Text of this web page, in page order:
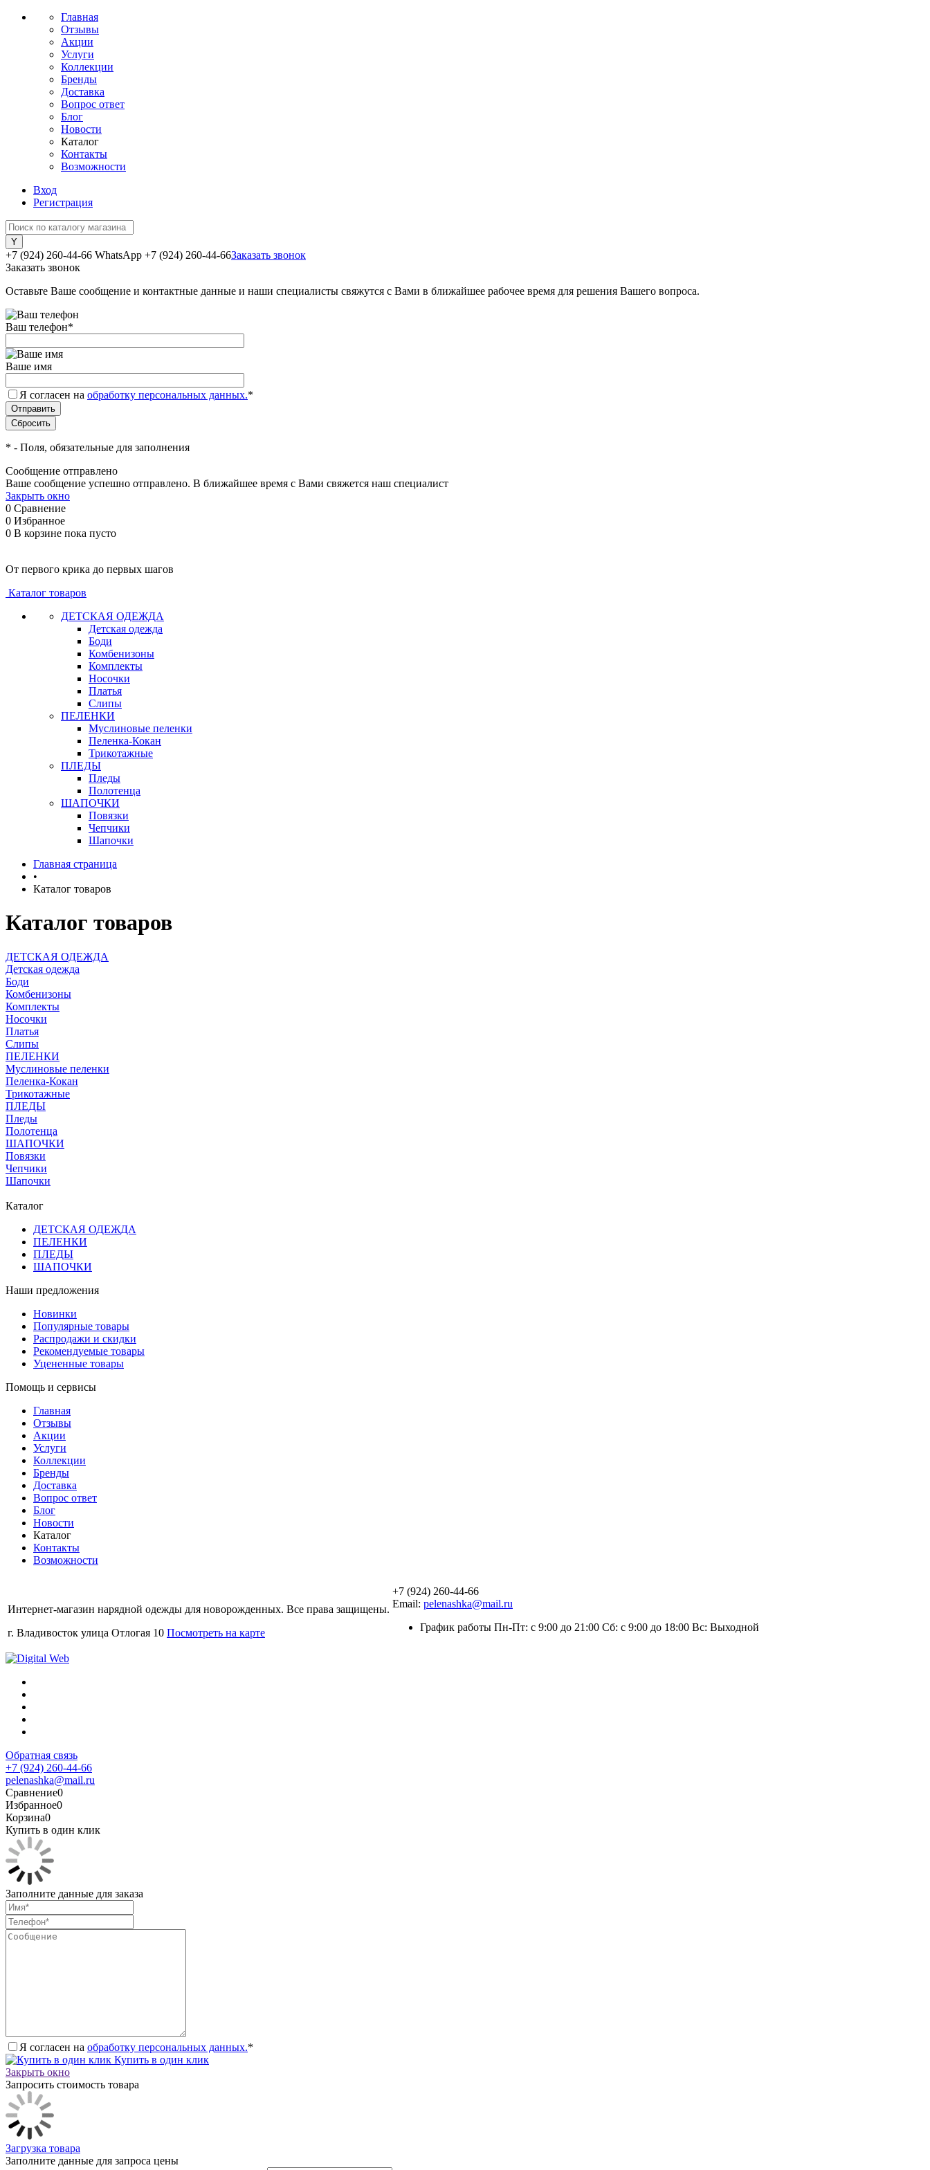
Главная
Отзывы
Акции
Услуги
Коллекции
Бренды
Доставка
Вопрос ответ
Блог
Новости
Каталог
Контакты
Возможности
Вход
Регистрация
+7 (924) 260-44-66 WhatsApp +7 (924) 260-44-66Заказать звонок
Заказать звонок
Оставьте Ваше сообщение и контактные данные и наши специалисты свяжутся с Вами в ближайшее рабочее время для решения Вашего вопроса.
Ваш телефон*
Ваше имя
Я согласен на обработку персональных данных.*
* - Поля, обязательные для заполнения
Сообщение отправлено
Ваше сообщение успешно отправлено. В ближайшее время с Вами свяжется наш специалист
Закрыть окно
0 Сравнение
0 Избранное
0 В корзине пока пусто
От первого крика до первых шагов
Каталог товаров
ДЕТСКАЯ ОДЕЖДА
Детская одежда
Боди
Комбенизоны
Комплекты
Носочки
Платья
Слипы
ПЕЛЕНКИ
Муслиновые пеленки
Пеленка-Кокан
Трикотажные
ПЛЕДЫ
Пледы
Полотенца
ШАПОЧКИ
Повязки
Чепчики
Шапочки
Главная страница
•
Каталог товаров
Каталог товаров
ДЕТСКАЯ ОДЕЖДА
Детская одежда
Боди
Комбенизоны
Комплекты
Носочки
Платья
Слипы
ПЕЛЕНКИ
Муслиновые пеленки
Пеленка-Кокан
Трикотажные
ПЛЕДЫ
Пледы
Полотенца
ШАПОЧКИ
Повязки
Чепчики
Шапочки
Каталог
ДЕТСКАЯ ОДЕЖДА
ПЕЛЕНКИ
ПЛЕДЫ
ШАПОЧКИ
Наши предложения
Новинки
Популярные товары
Распродажи и скидки
Рекомендуемые товары
Уцененные товары
Помощь и сервисы
Главная
Отзывы
Акции
Услуги
Коллекции
Бренды
Доставка
Вопрос ответ
Блог
Новости
Каталог
Контакты
Возможности
Интернет-магазин нарядной одежды для новорожденных. Все права защищены.
г. Владивосток улица Отлогая 10 Посмотреть на карте
+7 (924) 260-44-66
Email: pelenashka@mail.ru
График работы Пн-Пт: с 9:00 до 21:00 Сб: с 9:00 до 18:00 Вс: Выходной
Обратная связь
+7 (924) 260-44-66
pelenashka@mail.ru
Сравнение0
Избранное0
Корзина0
Купить в один клик
Заполните данные для заказа
Я согласен на обработку персональных данных.*
Купить в один клик
Закрыть окно
Запросить стоимость товара
Загрузка товара
Заполните данные для запроса цены